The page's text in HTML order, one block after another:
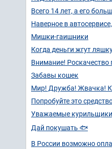
Всего 14 лет, а его
Наверное в
Мишки-гаишники
Когда деньги жгут
Внимание!
Забавы кошек
Мир! Дружба! Жвачка!
Попробуйте это
Уважаемые курильщики,
Дай покушать 🐟
В России возможно